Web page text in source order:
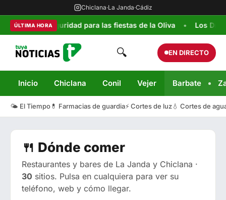
Chiclana·La Janda·Cádiz
ÚLTIMA HORA
y seguridad para las fiestas de la Oliva Los Días de
🔍 EN DIRECTO
Inicio Chiclana Conil Vejer Barbate
🌤️ El Tiempo 💊 Farmacias de guardia⚡ Cortes de luz💧 Cortes de
🍴 Dónde comer
Restaurantes y bares de La Janda y Chiclana ·
30 sitios. Pulsa en cualquiera para ver su
teléfono, web y cómo llegar.